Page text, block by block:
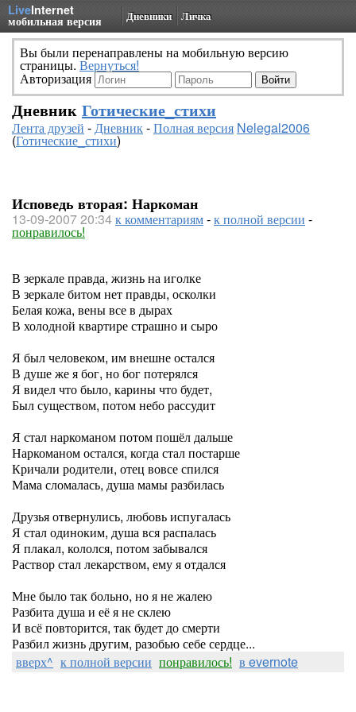
LiveInternet
мобильная версия Дневники Личка
Вы были перенаправлены на мобильную версию
страницы. Вернуться!
Авторизация
Дневник Готические_стихи
Лента друзей -Дневник-Полная версия Nelegal2006
(Готические_стихи)
Исповедь вторая: Наркоман
13-09-2007 20:34к комментариям-к полной версии -
понравилось!
В зеркале правда, жизнь на иголке
В зеркале битом нет правды, осколки
Белая кожа, вены все в дырах
В холодной квартире страшно и сыро
Я был человеком, им внешне остался
В душе же я бог, но бог потерялся
Я видел что было, карины что будет,
Был существом, потом небо рассудит
Я стал наркоманом потом пошёл дальше
Наркоманом остался, когда стал постарше
Кричали родители, отец вовсе спился
Мама сломалась, душа мамы разбилась
Друзья отвернулись, любовь испугалась
Я стал одиноким, душа вся распалась
Я плакал, кололся, потом забывался
Раствор стал лекарством, ему я отдался
Мне было так больно, но я не жалею
Разбита душа и её я не склею
И всё повторится, так будет до смерти
Разбил жизнь другим, разобью себе сердце...
вверх^ к полной версии понравилось! в evernote